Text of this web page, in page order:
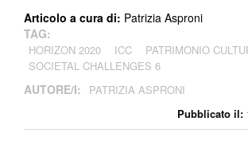
Pubblicato il:
Articolo a cura di: Patrizia Asproni
TAG:
HORIZON 2020 ICC PATRIMONIO
SOCIETAL CHALLENGES 6
AUTORE/I: PATRIZIA ASPRONI